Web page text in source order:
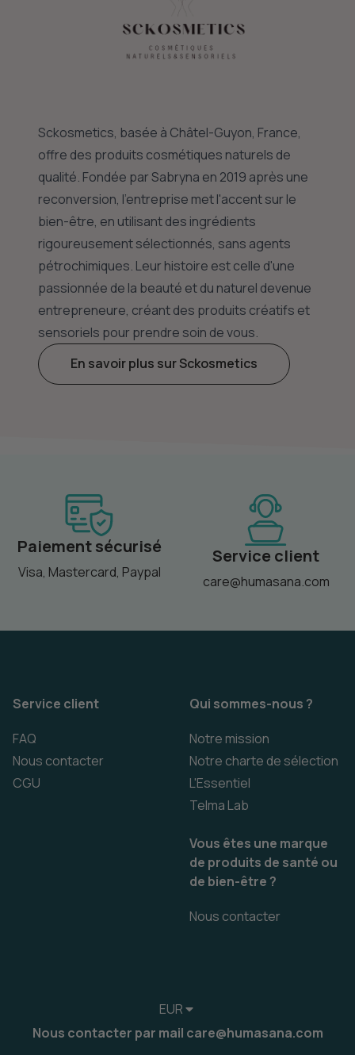
Sckosmetics, basée à Châtel-Guyon, France,
offre des produits cosmétiques naturels de
qualité. Fondée par Sabryna en 2019 après une
reconversion, l'entreprise met l'accent sur le
bien-être, en utilisant des ingrédients
rigoureusement sélectionnés, sans agents
pétrochimiques. Leur histoire est celle d'une
passionnée de la beauté et du naturel devenue
entrepreneure, créant des produits créatifs et
sensoriels pour prendre soin de vous.
En savoir plus sur Sckosmetics
Paiement sécurisé
Visa, Mastercard, Paypal
Service client
care@humasana.com
Service client
FAQ
Nous contacter
CGU
Qui sommes-nous ?
Notre mission
Notre charte de sélection
L'Essentiel
Telma Lab
Vous êtes une marque
de produits de santé ou
de bien-être ?
Nous contacter
EUR
Nous contacter par mail care@humasana.com